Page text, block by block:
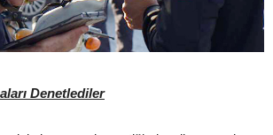
Denetlediler